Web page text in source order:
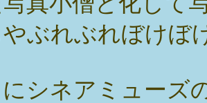
ぶれぶれぼけぼ
シネアミューズ